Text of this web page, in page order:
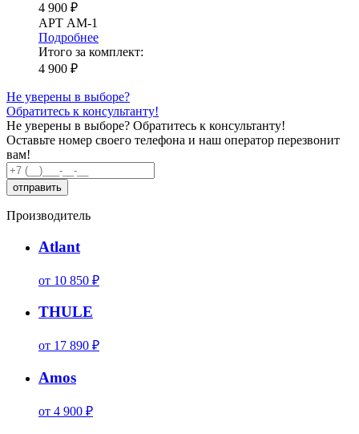
4 900 ₽
АРТ AM-1
Подробнее
Итого за комплект:
4 900 ₽
Не уверены в выборе?
Обратитесь к консультанту!
Не уверены в выборе? Обратитесь к консультанту!
Оставьте номер своего телефона и наш оператор перезвонит
вам!
Производитель
Atlant
от 10 850 ₽
THULE
от 17 890 ₽
Amos
от 4 900 ₽